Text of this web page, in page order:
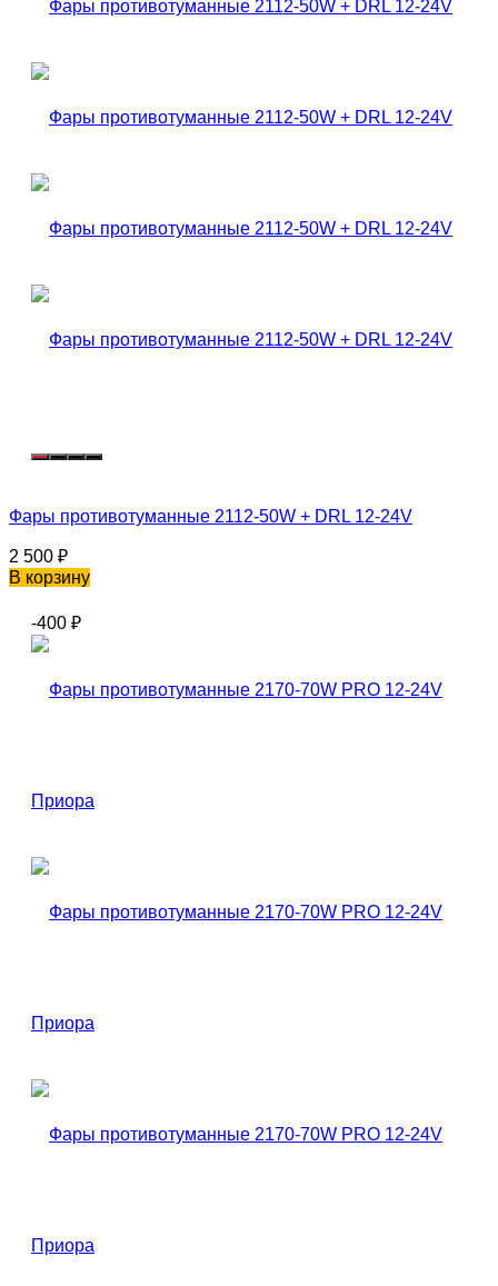
Фары противотуманные 2112-50W + DRL 12-24V
2 500 ₽
В корзину
-400 ₽